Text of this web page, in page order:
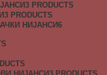
3 PRODUCTS
3 PRODUCTS
НИЈАНСИ6